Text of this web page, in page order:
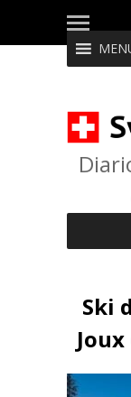
Ski